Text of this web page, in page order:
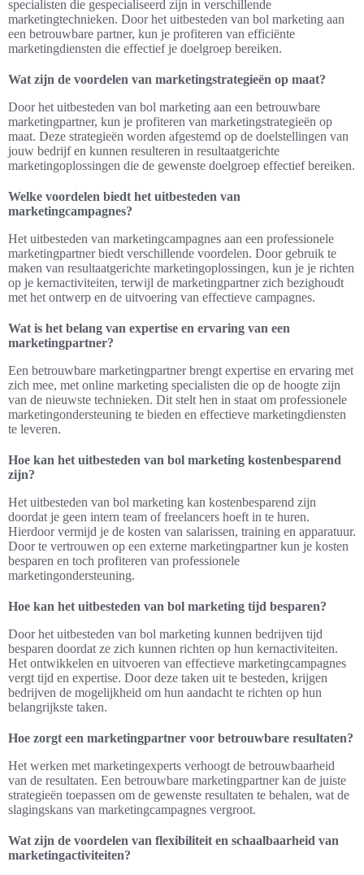
specialisten die gespecialiseerd zijn in verschillende
marketingtechnieken. Door het uitbesteden van bol marketing aan
een betrouwbare partner, kun je profiteren van efficiënte
marketingdiensten die effectief je doelgroep bereiken.
Wat zijn de voordelen van marketingstrategieën op maat?
Door het uitbesteden van bol marketing aan een betrouwbare
marketingpartner, kun je profiteren van marketingstrategieën op
maat. Deze strategieën worden afgestemd op de doelstellingen van
jouw bedrijf en kunnen resulteren in resultaatgerichte
marketingoplossingen die de gewenste doelgroep effectief bereiken.
Welke voordelen biedt het uitbesteden van
marketingcampagnes?
Het uitbesteden van marketingcampagnes aan een professionele
marketingpartner biedt verschillende voordelen. Door gebruik te
maken van resultaatgerichte marketingoplossingen, kun je je richten
op je kernactiviteiten, terwijl de marketingpartner zich bezighoudt
met het ontwerp en de uitvoering van effectieve campagnes.
Wat is het belang van expertise en ervaring van een
marketingpartner?
Een betrouwbare marketingpartner brengt expertise en ervaring met
zich mee, met online marketing specialisten die op de hoogte zijn
van de nieuwste technieken. Dit stelt hen in staat om professionele
marketingondersteuning te bieden en effectieve marketingdiensten
te leveren.
Hoe kan het uitbesteden van bol marketing kostenbesparend
zijn?
Het uitbesteden van bol marketing kan kostenbesparend zijn
doordat je geen intern team of freelancers hoeft in te huren.
Hierdoor vermijd je de kosten van salarissen, training en apparatuur.
Door te vertrouwen op een externe marketingpartner kun je kosten
besparen en toch profiteren van professionele
marketingondersteuning.
Hoe kan het uitbesteden van bol marketing tijd besparen?
Door het uitbesteden van bol marketing kunnen bedrijven tijd
besparen doordat ze zich kunnen richten op hun kernactiviteiten.
Het ontwikkelen en uitvoeren van effectieve marketingcampagnes
vergt tijd en expertise. Door deze taken uit te besteden, krijgen
bedrijven de mogelijkheid om hun aandacht te richten op hun
belangrijkste taken.
Hoe zorgt een marketingpartner voor betrouwbare resultaten?
Het werken met marketingexperts verhoogt de betrouwbaarheid
van de resultaten. Een betrouwbare marketingpartner kan de juiste
strategieën toepassen om de gewenste resultaten te behalen, wat de
slagingskans van marketingcampagnes vergroot.
Wat zijn de voordelen van flexibiliteit en schaalbaarheid van
marketingactiviteiten?